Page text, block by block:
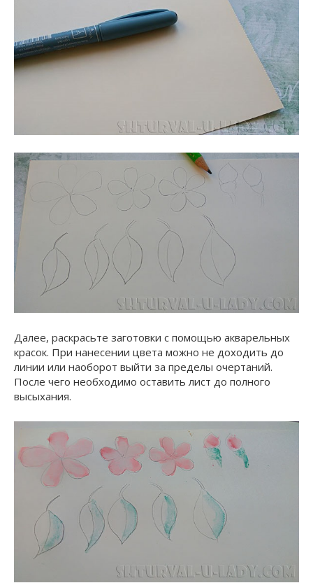
Далее, раскрасьте заготовки с помощью акварельных
красок. При нанесении цвета можно не доходить до
линии или наоборот выйти за пределы очертаний.
После чего необходимо оставить лист до полного
высыхания.